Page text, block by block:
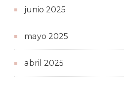
junio 2025
mayo 2025
abril 2025